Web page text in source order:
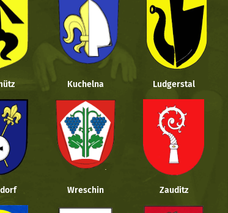
Kuchelna Ludgerstal
Wreschin Zauditz